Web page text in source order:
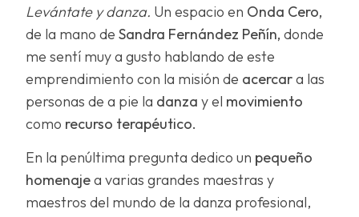
Levántate y danza. Un espacio en Onda Cero,
de la mano deSandra Fernández Peñín, donde
me sentí muy a gusto hablando de este
emprendimiento con la misión de acercara las
personas de a pie la danza y el movimiento
como recurso terapéutico.
En la penúltima pregunta dedico un pequeño
homenajea varias grandes maestras y
maestros del mundo de la danza profesional,